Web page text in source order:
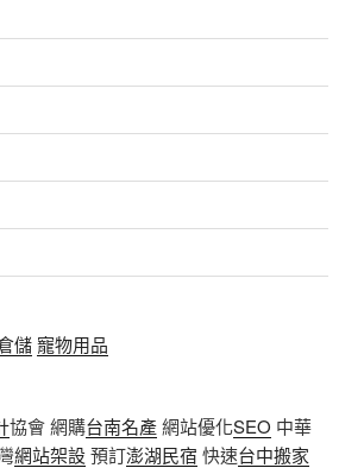
儲寵物用品
協會 網購台南名產網站優化SEO 中華
網站架設預訂澎湖民宿 快速台中搬家